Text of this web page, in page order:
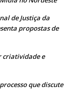
de Justiça da
propostas de
criatividade e
que discute